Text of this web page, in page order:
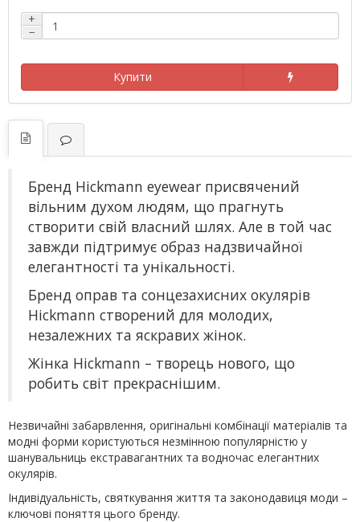
+
−
Купити
Бренд Hickmann eyewear присвячений
вільним духом людям, що прагнуть
створити свій власний шлях. Але в той час
завжди підтримує образ надзвичайної
елегантності та унікальності.
Бренд оправ та сонцезахисних окулярів
Hickmann створений для молодих,
незалежних та яскравих жінок.
Жінка Hickmann – творець нового, що
робить світ прекраснішим.
Незвичайні забарвлення, оригінальні комбінації матеріалів та
модні форми користуються незмінною популярністю у
шанувальниць екстравагантних та водночас елегантних
окулярів.
Індивідуальність, святкування життя та законодавиця моди –
ключові поняття цього бренду.